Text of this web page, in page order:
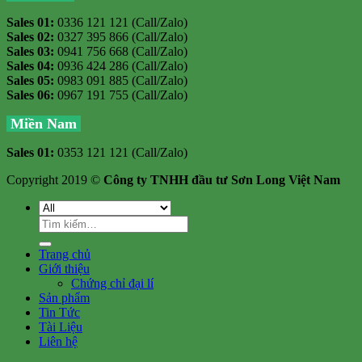
Sales 01: 0336 121 121 (Call/Zalo)
Sales 02: 0327 395 866 (Call/Zalo)
Sales 03: 0941 756 668 (Call/Zalo)
Sales 04: 0936 424 286 (Call/Zalo)
Sales 05: 0983 091 885 (Call/Zalo)
Sales 06: 0967 191 755 (Call/Zalo)
Miền Nam
Sales 01: 0353 121 121 (Call/Zalo)
Copyright 2019 © Công ty TNHH đầu tư Sơn Long Việt Nam
Tìm
kiếm:
Trang chủ
Giới thiệu
Chứng chỉ đại lí
Sản phẩm
Tin Tức
Tài Liệu
Liên hệ